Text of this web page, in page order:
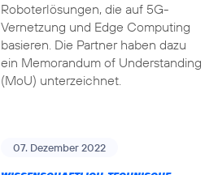
Roboterlösungen, die auf 5G-
Vernetzung und Edge Computing
basieren. Die Partner haben dazu
ein Memorandum of Understanding
(MoU) unterzeichnet.
07. Dezember 2022